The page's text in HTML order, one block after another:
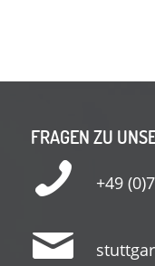
FRAGEN ZU
+49